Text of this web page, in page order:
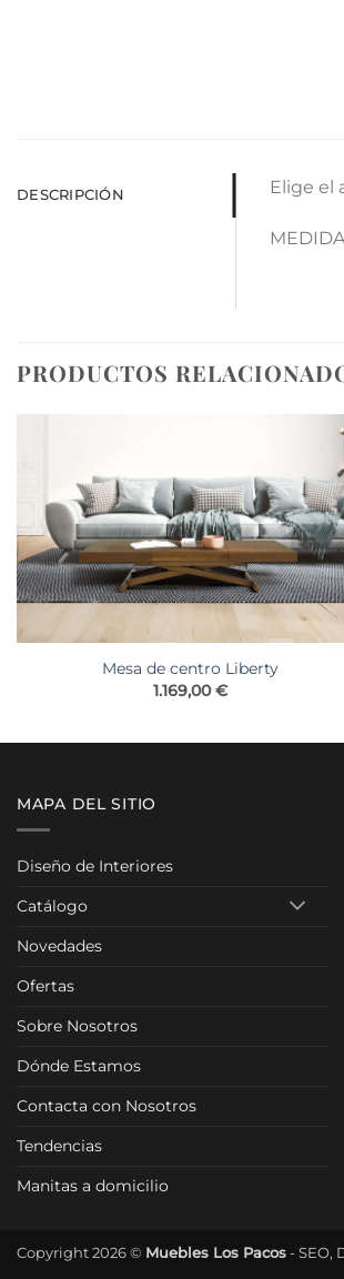
DESCRIPCIÓN Elige el
PRODUCTOS
Mesa de centro Liberty
1.169,00€
MAPA DEL SITIO
Diseño de Interiores
Catálogo
Novedades
Ofertas
Sobre Nosotros
Dónde Estamos
Contacta con Nosotros
Tendencias
Manitas a domicilio
Copyright 2026 © Muebles Los Pacos- SEO,